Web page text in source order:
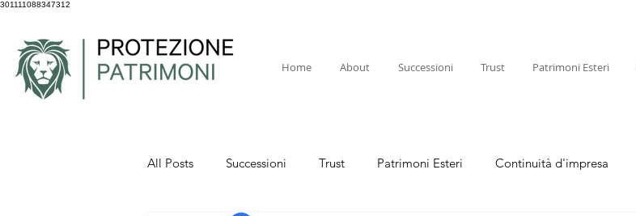
301111088347312
Home About Successioni Trust Patrimoni Esteri
All Posts Successioni Trust Patrimoni Esteri Continuità d'impresa